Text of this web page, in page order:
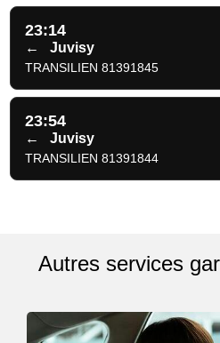
23:14
← Juvisy
TRANSILIEN 81391845
23:54
← Juvisy
TRANSILIEN 81391844
Autres services